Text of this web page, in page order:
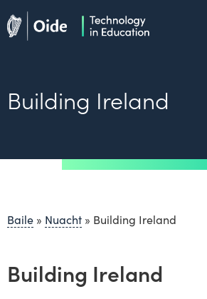
Skip to main content
Building Ireland
Baile » Nuacht » Building Ireland
Building Ireland